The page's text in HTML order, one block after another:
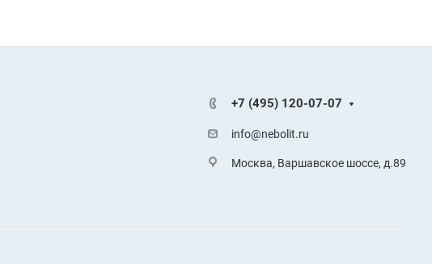
+7 (495) 120-07-07
info@nebolit.ru
Москва, Варшавское шоссе, д.89